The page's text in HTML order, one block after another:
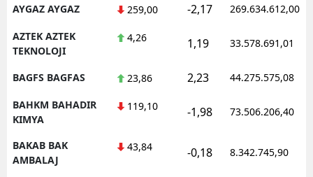
AYGAZ AYGAZ 259,00 -2,17 269.634.612,00
AZTEK AZTEK
TEKNOLOJI
4,26 1,19 33.578.691,01
BAGFS BAGFAS 23,86 2,23 44.275.575,08
BAHKM BAHADIR
KIMYA
119,10 -1,98 73.506.206,40
BAKAB BAK
AMBALAJ
43,84 -0,18 8.342.745,90